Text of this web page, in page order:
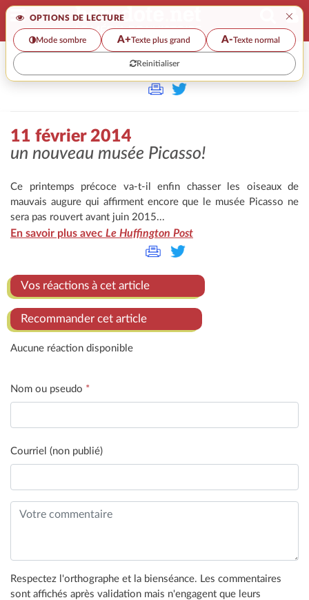
OPTIONS DE LECTURE ×
Mode sombre A+Texte plus grand A-Texte normal
Reinitialiser
>>
11 février 2014
un nouveau musée Picasso!
Ce printemps précoce va-t-il enfin chasser les oiseaux de
mauvais augure qui affirment encore que le musée Picasso ne
sera pas rouvert avant juin 2015...
En savoir plus avec Le Huffington Post
Vos réactions à cet article
Recommander cet article
Aucune réaction disponible
Nom ou pseudo *
Courriel (non publié)
Respectez l'orthographe et la bienséance. Les commentaires
sont affichés après validation mais n'engagent que leurs